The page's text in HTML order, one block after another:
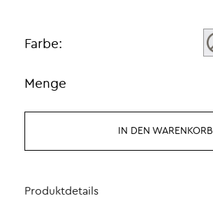
Farbe:
Menge
IN DEN WARENKORB
Produktdetails